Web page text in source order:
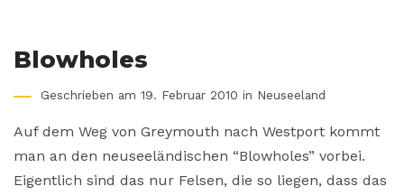
Blowholes
Geschrieben am 19. Februar 2010 in Neuseeland
Auf dem Weg von Greymouth nach Westport kommt
man an den neuseeländischen “Blowholes” vorbei.
Eigentlich sind das nur Felsen, die so liegen, dass das